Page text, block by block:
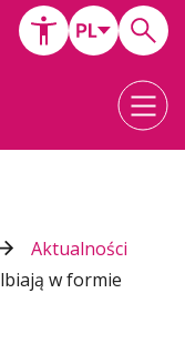
Aktualności
w formie